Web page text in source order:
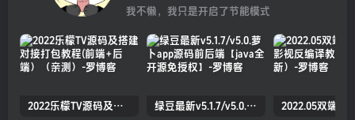
我不懒，我只是开启了节能模式
2022乐檬TV源码及搭建对接打包教程(前端+后端）（亲测） 绿豆最新v5.1.7/v5.0.萝卜app源码前后端【java全开源免授权】